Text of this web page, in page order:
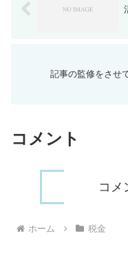
記事の監修をさせ
コメント
コメ
ホーム 税金